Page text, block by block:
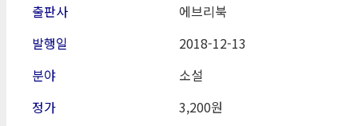
출판사
에브리북
발행일
2018-12-13
분야
소설
정가
3,200원